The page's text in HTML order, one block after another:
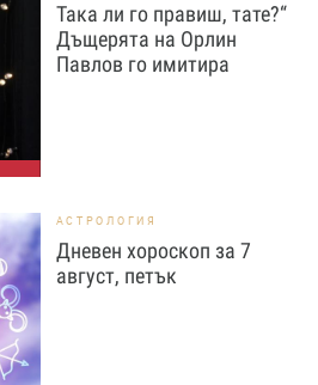
Така ли го правиш, тате?“
Дъщерята на Орлин
Павлов го имитира
АСТРОЛОГИЯ
Дневен хороскоп за 7
август, петък